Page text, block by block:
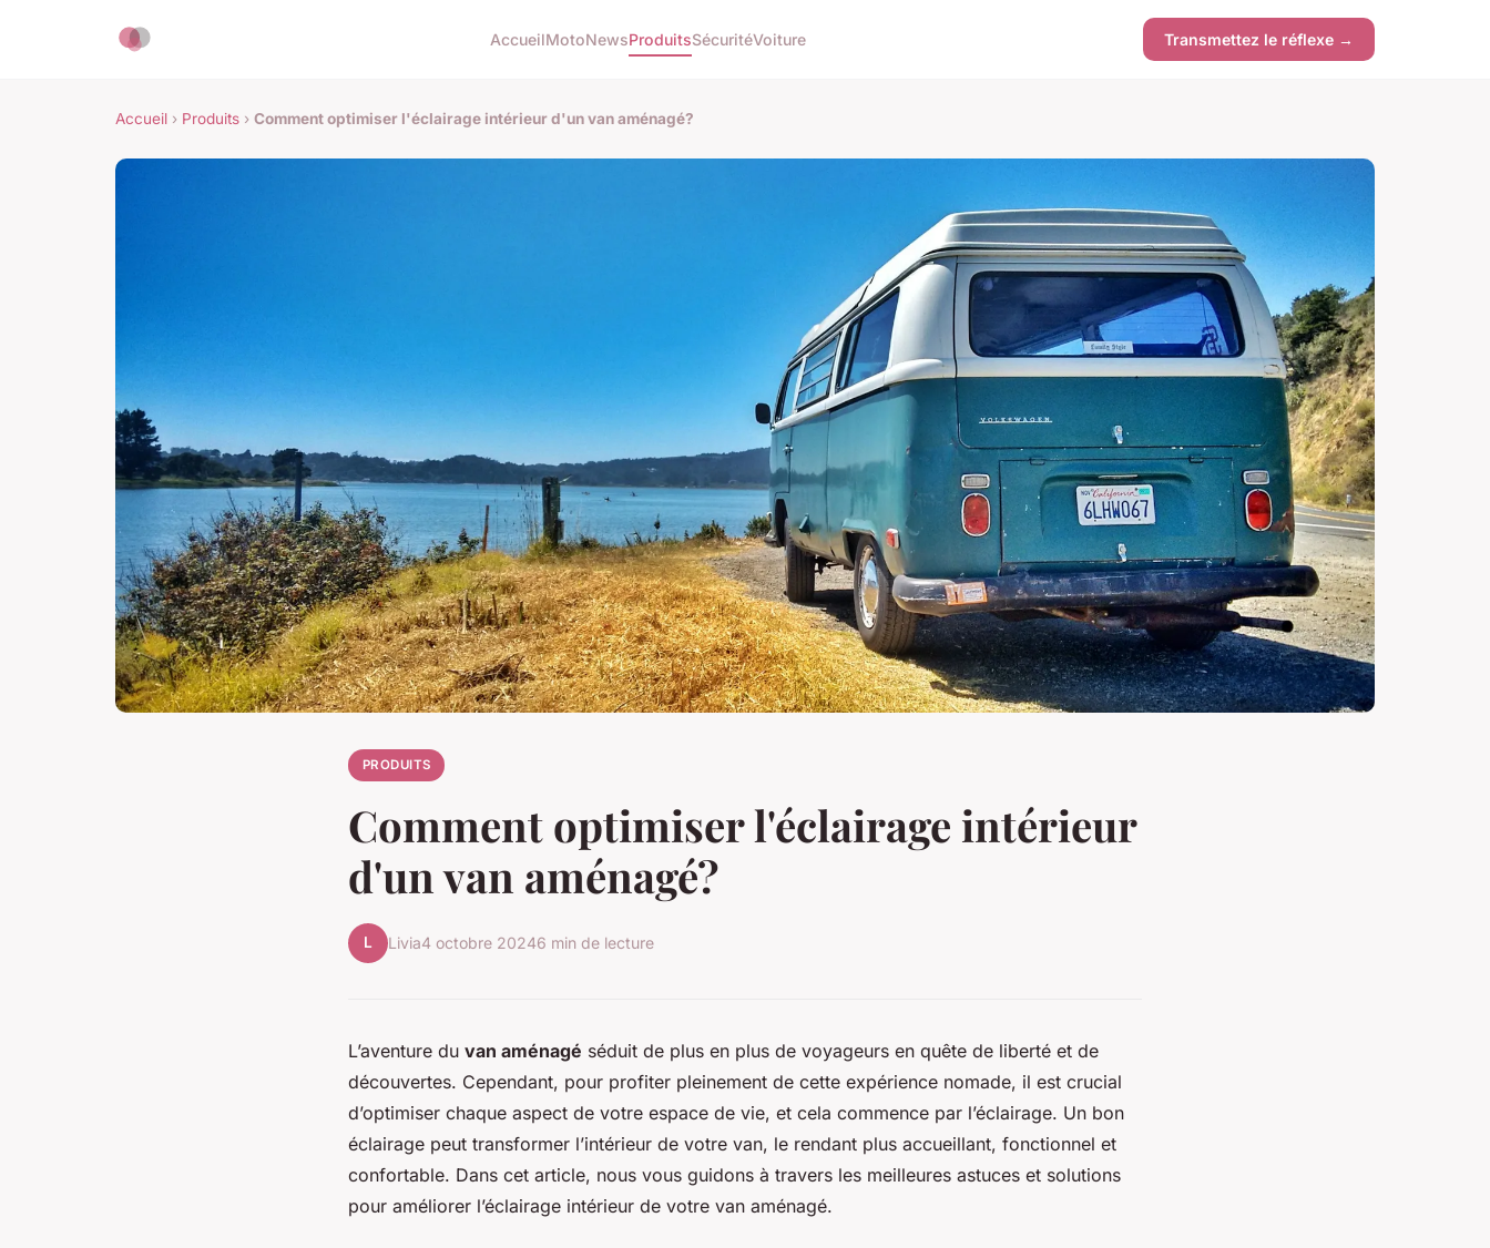
AccueilMotoNewsProduitsSécuritéVoiture Transmettez le réflexe →
Accueil › Produits › Comment optimiser l'éclairage intérieur d'un van aménagé?
PRODUITS
Comment optimiser l'éclairage intérieur
d'un van aménagé?
L Livia4 octobre 20246 min de lecture
L’aventure du van aménagé séduit de plus en plus de voyageurs en quête de liberté et de
découvertes. Cependant, pour profiter pleinement de cette expérience nomade, il est crucial
d’optimiser chaque aspect de votre espace de vie, et cela commence par l’éclairage. Un bon
éclairage peut transformer l’intérieur de votre van, le rendant plus accueillant, fonctionnel et
confortable. Dans cet article, nous vous guidons à travers les meilleures astuces et solutions
pour améliorer l’éclairage intérieur de votre van aménagé.